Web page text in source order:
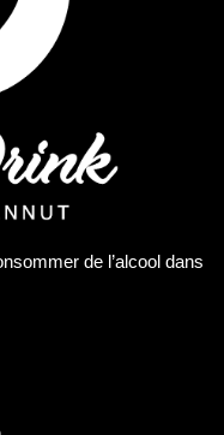
de l’alcool dans